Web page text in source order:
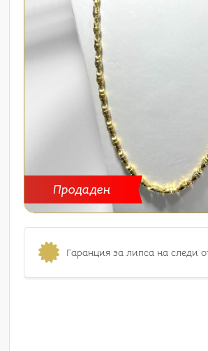
Продаден
Гаранция за липса на следи